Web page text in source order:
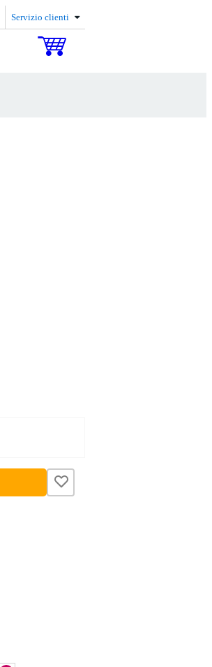
Servizio clienti